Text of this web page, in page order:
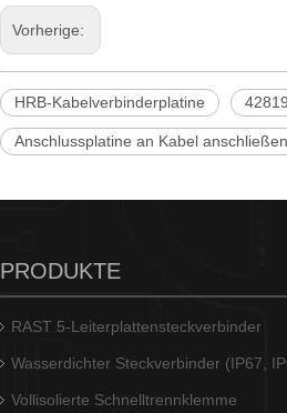
Vorherige:
HRB-Kabelverbinderplatine
Anschlussplatine an Kabel anschließen
PRODUKTE
RAST 5-Leiterplattensteckverbinder
Wasserdichter Steckverbinder (IP67,
Vollisolierte Schnelltrennklemme